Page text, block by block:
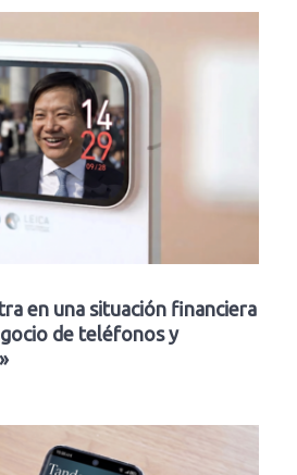
en una situación financiera
de teléfonos y